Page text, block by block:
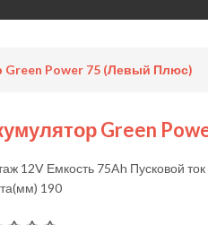
Green Power 75 (левый Плюс)
Green
12V Емкость 75Ah Пусковой
190